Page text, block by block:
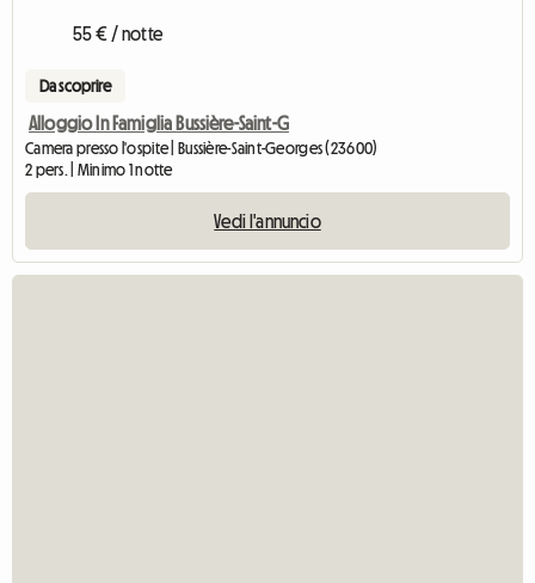
55 € / notte
Da scoprire
Alloggio In Famiglia Bussière-Saint-G
Camera presso l'ospite | Bussière-Saint-Georges (23600)
2 pers. | Minimo 1 notte
Vedi l'annuncio